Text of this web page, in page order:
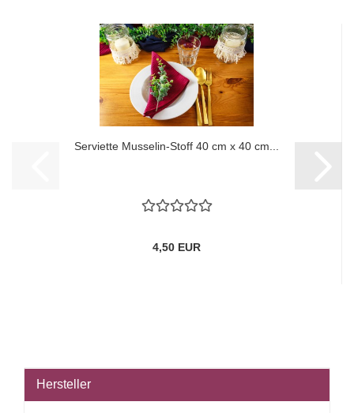
Serviette Musselin-Stoff 40 cm x 40 cm...
4,50 EUR
Hersteller